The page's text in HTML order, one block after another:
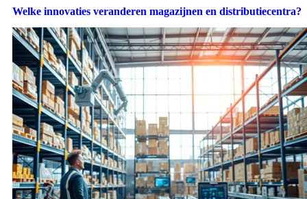
Welke innovaties veranderen magazijnen en distributiecentra?